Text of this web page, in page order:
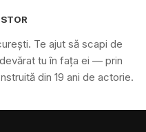
Te ajut să scapi de
tu în fața ei — prin
din 19 ani de actorie.